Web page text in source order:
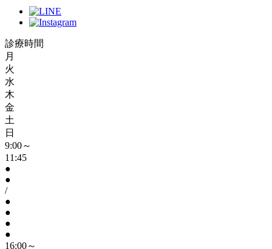
診療時間
月
火
水
木
金
土
日
9:00～
11:45
●
●
/
●
●
●
●
16:00～